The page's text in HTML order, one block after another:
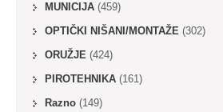
MUNICIJA (459)
OPTIČKI NIŠANI/MONTAŽE (302)
ORUŽJE (424)
PIROTEHNIKA (161)
Razno (149)